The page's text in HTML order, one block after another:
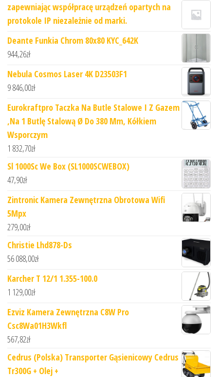
zapewniając współpracę urządzeń opartych na
protokole IP niezależnie od marki.
Deante Funkia Chrom 80x80 KYC_642K
944,26zł
Nebula Cosmos Laser 4K D23503F1
9 846,00zł
Eurokraftpro Taczka Na Butle Stalowe I Z Gazem
,Na 1 Butlę Stalową Ø Do 380 Mm, Kółkiem
Wsporczym
1 832,70zł
Sl 1000Sc We Box (SL1000SCWEBOX)
47,90zł
Zintronic Kamera Zewnętrzna Obrotowa Wifi
5Mpx
279,00zł
Christie Lhd878-Ds
56 088,00zł
Karcher T 12/1 1.355-100.0
1 129,00zł
Ezviz Kamera Zewnętrzna C8W Pro
Csc8Wa01H3Wkfl
567,82zł
Cedrus (Polska) Transporter Gąsienicowy Cedrus
Tr300G + Olej +